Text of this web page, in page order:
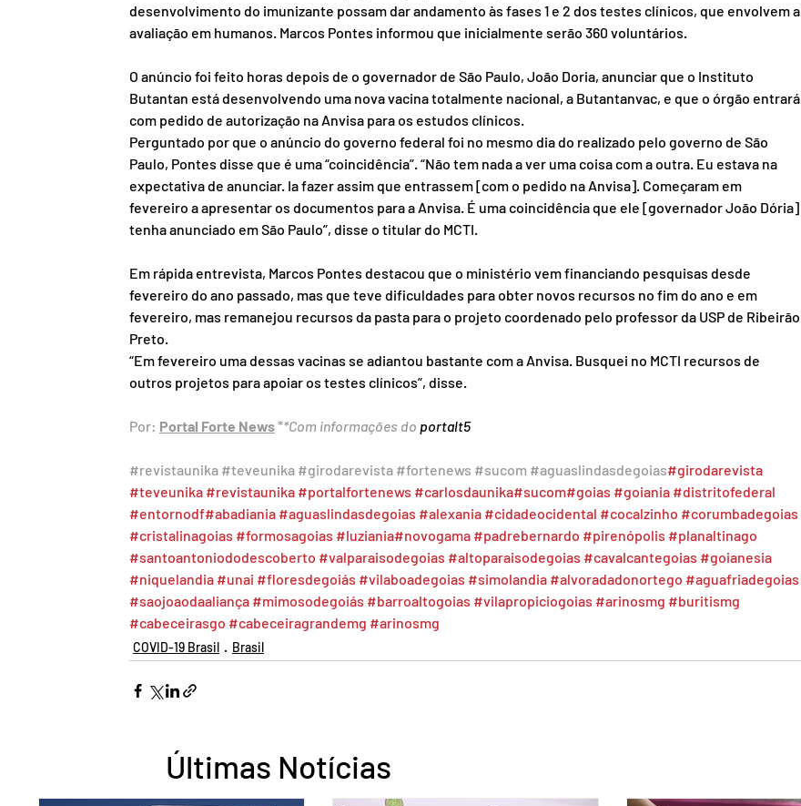
desenvolvimento do imunizante possam dar andamento às fases 1 e 2 dos testes clínicos, que envolvem a
avaliação em humanos. Marcos Pontes informou que inicialmente serão 360 voluntários.
O anúncio foi feito horas depois de o governador de São Paulo, João Doria, anunciar que o Instituto
Butantan está desenvolvendo uma nova vacina totalmente nacional, a Butantanvac, e que o órgão entrará
com pedido de autorização na Anvisa para os estudos clínicos.
Perguntado por que o anúncio do governo federal foi no mesmo dia do realizado pelo governo de São
Paulo, Pontes disse que é uma “coincidência”. “Não tem nada a ver uma coisa com a outra. Eu estava na
expectativa de anunciar. Ia fazer assim que entrassem [com o pedido na Anvisa]. Começaram em
fevereiro a apresentar os documentos para a Anvisa. É uma coincidência que ele [governador João Dória]
tenha anunciado em São Paulo”, disse o titular do MCTI.
Em rápida entrevista, Marcos Pontes destacou que o ministério vem financiando pesquisas desde
fevereiro do ano passado, mas que teve dificuldades para obter novos recursos no fim do ano e em
fevereiro, mas remanejou recursos da pasta para o projeto coordenado pelo professor da USP de Ribeirão
Preto.
“Em fevereiro uma dessas vacinas se adiantou bastante com a Anvisa. Busquei no MCTI recursos de
outros projetos para apoiar os testes clínicos”, disse.
Por: Portal Forte News **Com informações do portalt5
#revistaunika #teveunika #girodarevista #fortenews #sucom #aguaslindasdegoias#girodarevista
#teveunika #revistaunika #portalfortenews #carlosdaunika#sucom#goias #goiania #distritofederal
#entornodf#abadiania #aguaslindasdegoias #alexania #cidadeocidental #cocalzinho #corumbadegoias
#cristalinagoias #formosagoias #luziania#novogama #padrebernardo #pirenópolis #planaltinago
#santoantoniododescoberto #valparaisodegoias #altoparaisodegoias #cavalcantegoias #goianesia
#niquelandia #unai #floresdegoiás #vilaboadegoias #simolandia #alvoradadonortego #aguafriadegoias
#saojoaodaaliança #mimosodegoiás #barroaltogoias #vilapropiciogoias #arinosmg #buritismg
#cabeceirasgo #cabeceiragrandemg #arinosmg
COVID-19 Brasil Brasil
Últimas Notícias